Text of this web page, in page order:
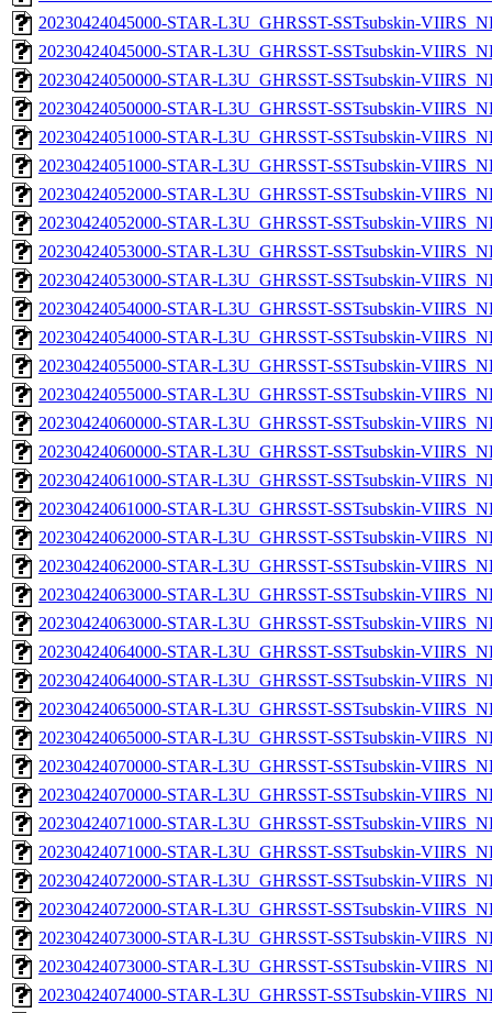
20230424045000-STAR-L3U_GHRSST-SSTsubskin-
20230424045000-STAR-L3U_GHRSST-SSTsubskin-
20230424050000-STAR-L3U_GHRSST-SSTsubskin-
20230424050000-STAR-L3U_GHRSST-SSTsubskin-
20230424051000-STAR-L3U_GHRSST-SSTsubskin-
20230424051000-STAR-L3U_GHRSST-SSTsubskin-
20230424052000-STAR-L3U_GHRSST-SSTsubskin-
20230424052000-STAR-L3U_GHRSST-SSTsubskin-
20230424053000-STAR-L3U_GHRSST-SSTsubskin-
20230424053000-STAR-L3U_GHRSST-SSTsubskin-
20230424054000-STAR-L3U_GHRSST-SSTsubskin-
20230424054000-STAR-L3U_GHRSST-SSTsubskin-
20230424055000-STAR-L3U_GHRSST-SSTsubskin-
20230424055000-STAR-L3U_GHRSST-SSTsubskin-
20230424060000-STAR-L3U_GHRSST-SSTsubskin-
20230424060000-STAR-L3U_GHRSST-SSTsubskin-
20230424061000-STAR-L3U_GHRSST-SSTsubskin-
20230424061000-STAR-L3U_GHRSST-SSTsubskin-
20230424062000-STAR-L3U_GHRSST-SSTsubskin-
20230424062000-STAR-L3U_GHRSST-SSTsubskin-
20230424063000-STAR-L3U_GHRSST-SSTsubskin-
20230424063000-STAR-L3U_GHRSST-SSTsubskin-
20230424064000-STAR-L3U_GHRSST-SSTsubskin-
20230424064000-STAR-L3U_GHRSST-SSTsubskin-
20230424065000-STAR-L3U_GHRSST-SSTsubskin-
20230424065000-STAR-L3U_GHRSST-SSTsubskin-
20230424070000-STAR-L3U_GHRSST-SSTsubskin-
20230424070000-STAR-L3U_GHRSST-SSTsubskin-
20230424071000-STAR-L3U_GHRSST-SSTsubskin-
20230424071000-STAR-L3U_GHRSST-SSTsubskin-
20230424072000-STAR-L3U_GHRSST-SSTsubskin-
20230424072000-STAR-L3U_GHRSST-SSTsubskin-
20230424073000-STAR-L3U_GHRSST-SSTsubskin-
20230424073000-STAR-L3U_GHRSST-SSTsubskin-
20230424074000-STAR-L3U_GHRSST-SSTsubskin-